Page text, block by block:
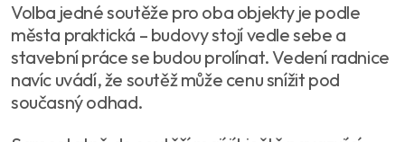
Volba jedné soutěže pro oba objekty je podle
města praktická – budovy stojí vedle sebe a
stavební práce se budou prolínat. Vedení radnice
navíc uvádí, že soutěž může cenu snížit pod
současný odhad.